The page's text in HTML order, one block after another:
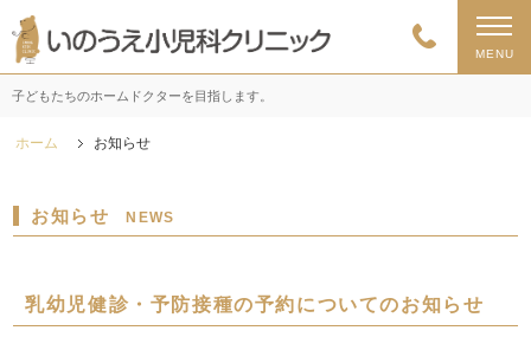
子どもたちのホームドクターを目指します。
MENU
ホーム お知らせ
お知らせ NEWS
乳幼児健診・予防接種の予約についてのお知らせ